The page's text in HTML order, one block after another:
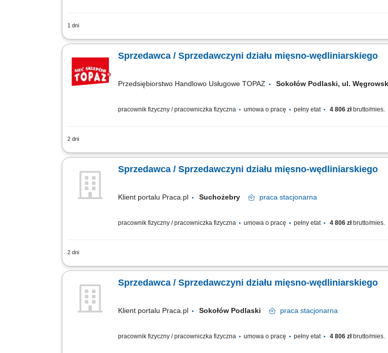
1 dni
Twoje główne zadania: zapewnienie profesjonalnej obsługi Klientów zgodnie ze standardami
Sprzedawca / Sprzedawczyni działu mięsno-wędliniarskiego
Przedsiębiorstwo Handlowo Usługowe TOPAZ Sokołów Podlaski, ul.
pracownik fizyczny / pracowniczka fizyczna umowa o pracę pełny etat 4 806 złbrutto/mies.
2 dni
Twoje główne zadania: zapewnienie profesjonalnej obsługi Klientów zgodnie ze standardami
Sprzedawca / Sprzedawczyni działu mięsno-wędliniarskiego
Klient portalu Praca.pl Suchożebry praca stacjonarna
pracownik fizyczny / pracowniczka fizyczna umowa o pracę pełny etat 4 806 złbrutto/mies.
2 dni
obsługa klientów przy stoisku z produktami świeżymi oraz udzielanie informacji o asortymencie;
Sprzedawca / Sprzedawczyni działu mięsno-wędliniarskiego
Klient portalu Praca.pl Sokołów Podlaski praca stacjonarna
pracownik fizyczny / pracowniczka fizyczna umowa o pracę pełny etat 4 806 złbrutto/mies.